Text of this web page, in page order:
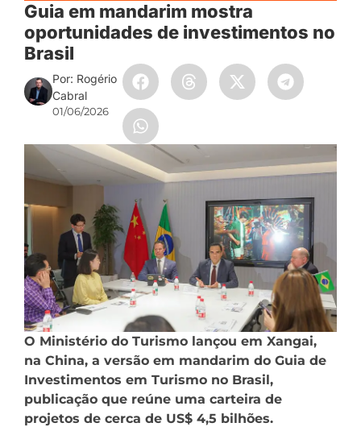
Guia em mandarim mostra
oportunidades de investimentos no
Brasil
Por: Rogério
Cabral
01/06/2026
O Ministério do Turismo lançou em Xangai,
na China, a versão em mandarim do Guia de
Investimentos em Turismo no Brasil,
publicação que reúne uma carteira de
projetos de cerca de US$ 4,5 bilhões.